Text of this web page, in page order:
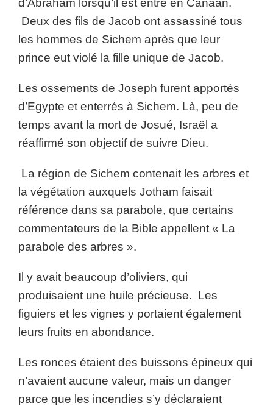
d’Abraham lorsqu’il est entré en Canaan.
Deux des fils de Jacob ont assassiné tous
les hommes de Sichem après que leur
prince eut violé la fille unique de Jacob.
Les ossements de Joseph furent apportés
d’Egypte et enterrés à Sichem. Là, peu de
temps avant la mort de Josué, Israël a
réaffirmé son objectif de suivre Dieu.
La région de Sichem contenait les arbres et
la végétation auxquels Jotham faisait
référence dans sa parabole, que certains
commentateurs de la Bible appellent « La
parabole des arbres ».
Il y avait beaucoup d’oliviers, qui
produisaient une huile précieuse. Les
figuiers et les vignes y portaient également
leurs fruits en abondance.
Les ronces étaient des buissons épineux qui
n’avaient aucune valeur, mais un danger
parce que les incendies s’y déclaraient